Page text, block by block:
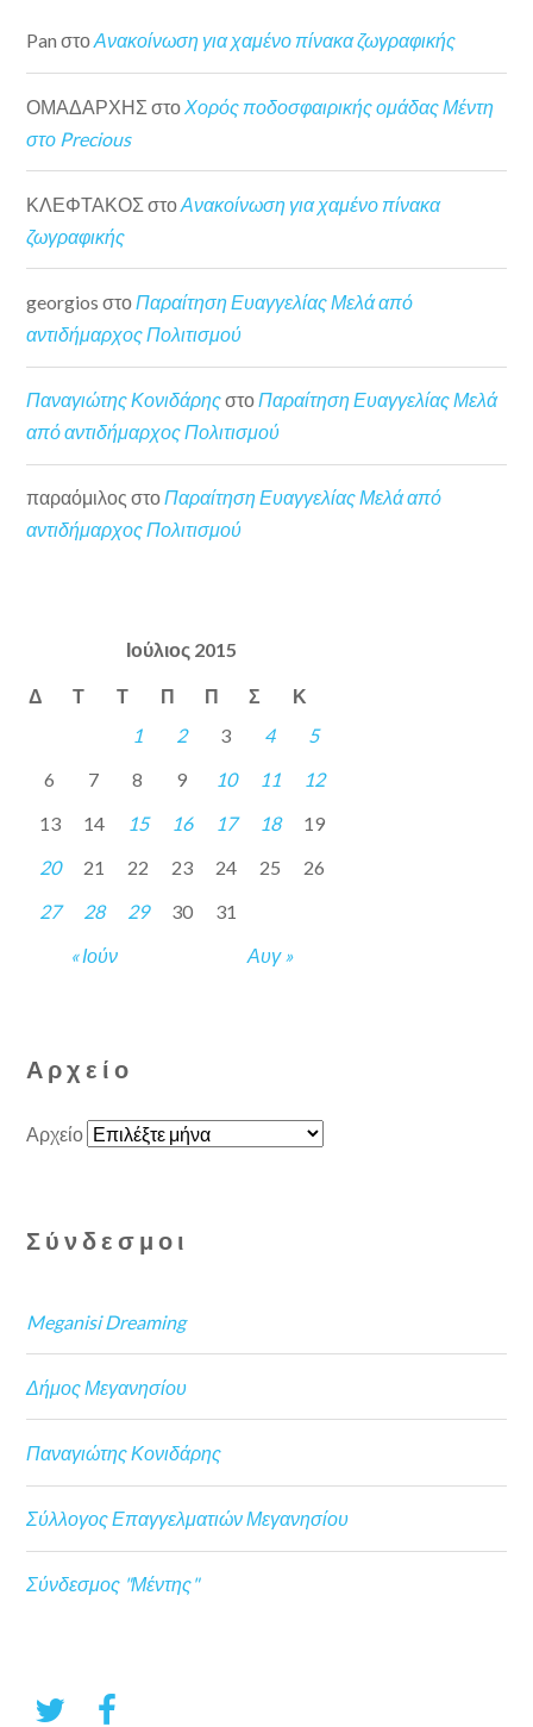
Pan στοΑνακοίνωση για χαμένο πίνακα ζωγραφικής
ΟΜΑΔΑΡΧΗΣ στο Χορός ποδοσφαιρικής ομάδας Μέντη
στο Precious
ΚΛΕΦΤΑΚΟΣ στοΑνακοίνωση για χαμένο πίνακα
ζωγραφικής
georgios στοΠαραίτηση Ευαγγελίας Μελά από
αντιδήμαρχος Πολιτισμού
Παναγιώτης ΚονιδάρηςστοΠαραίτηση Ευαγγελίας Μελά
από αντιδήμαρχος Πολιτισμού
παραόμιλος στοΠαραίτηση Ευαγγελίας Μελά από
αντιδήμαρχος Πολιτισμού
Ιούλιος 2015
Δ Τ Τ Π Π Σ Κ
« Ιούν Αυγ »
1 2 3 4
5
6
7 8 9 10 11
12
13
14 15 16 17 18
19
20
21 22 23 24 25
26
27
28 29 30 31
Αρχείο
Αρχείο
Σύνδεσμοι
Meganisi Dreaming
Δήμος Μεγανησίου
Παναγιώτης Κονιδάρης
Σύλλογος Επαγγελματιών Μεγανησίου
Σύνδεσμος "Μέντης"